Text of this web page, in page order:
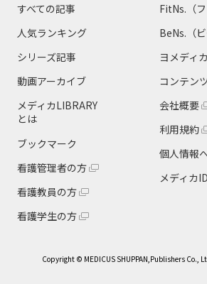
すべての記事
人気ランキング
シリーズ記事
動画アーカイブ
メディカLIBRARY
とは
ブックマーク
看護管理者の方
看護教員の方
看護学生の方
FitNs.（フ
BeNs.（ビ
ヨメディカ
コンテン
会社概要
利用規約
個人情報
メディカ
Copyright © MEDICUS SHUPPAN,Publishers Co.,